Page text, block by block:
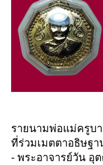
รายนามพ่อแม่ครูบ
ที่ร่วมเมตตาอธิษฐ
- พระอาจารย์วัน อุ